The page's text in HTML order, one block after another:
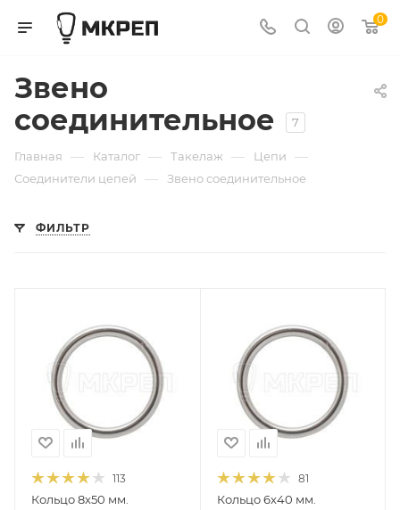
0
Звено
соединительное
7
Главная — Каталог — Такелаж — Цепи —
Соединители цепей — Звено соединительное
ФИЛЬТР
113
Кольцо 8х50 мм.
81
Кольцо 6х40 мм.